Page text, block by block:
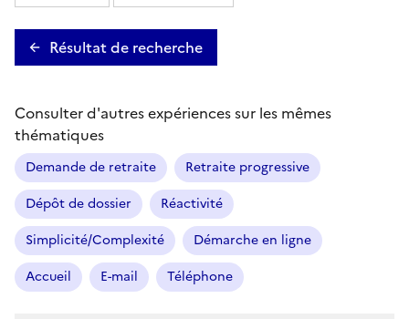
Résultat de recherche
Consulter d'autres expériences sur les mêmes
thématiques
Demande de retraite
Retraite progressive
Dépôt de dossier
Réactivité
Simplicité/Complexité
Démarche en ligne
Accueil
E-mail Téléphone